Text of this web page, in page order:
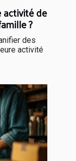
activité de
?
des
activité